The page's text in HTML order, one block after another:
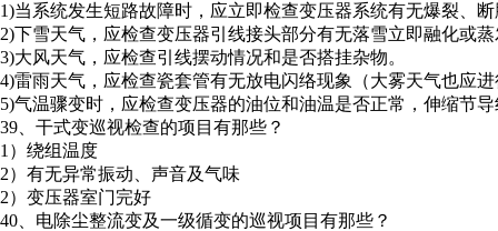
1)当系统发生短路故障时，应立即检查变压器系统有无爆裂、
2)下雪天气，应检查变压器引线接头部分有无落雪立即融化或
3)大风天气，应检查引线摆动情况和是否搭挂杂物。
4)雷雨天气，应检查瓷套管有无放电闪络现象（大雾天气也应
5)气温骤变时，应检查变压器的油位和油温是否正常，伸缩节
39、干式变巡视检查的项目有那些？
1）绕组温度
2）有无异常振动、声音及气味
2）变压器室门完好
40、电除尘整流变及一级循变的巡视项目有那些？